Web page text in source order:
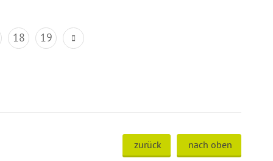
18 19
zurück nach oben